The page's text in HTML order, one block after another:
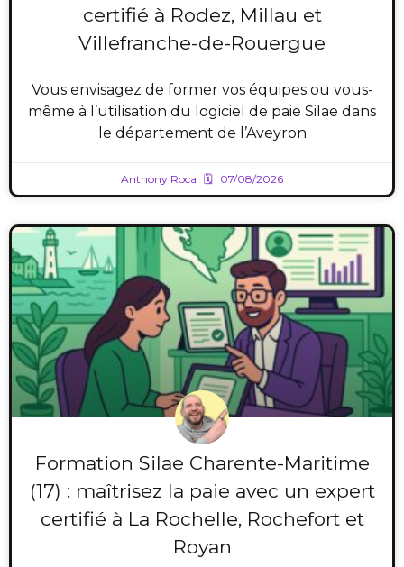
certifié à Rodez, Millau et
Villefranche-de-Rouergue
Vous envisagez de former vos équipes ou vous-
même à l’utilisation du logiciel de paie Silae dans
le département de l’Aveyron
Anthony Roca 07/08/2026
Formation Silae Charente-Maritime
(17) : maîtrisez la paie avec un expert
certifié à La Rochelle, Rochefort et
Royan